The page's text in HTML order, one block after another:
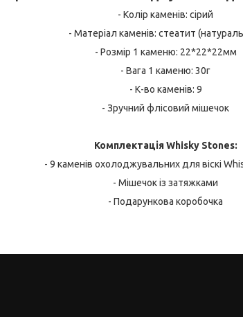
- Колір каменів: сірий
- Матеріал каменів: стеатит
- Розмір 1 каменю: 22*22*22мм
- Вага 1 каменю: 30г
- К-во каменів: 9
- Зручний флісовий мішечок
Комплектація Whisky Stones:
- 9 каменів охолоджувальних для віскі
- Мішечок із затяжками
- Подарункова коробочка